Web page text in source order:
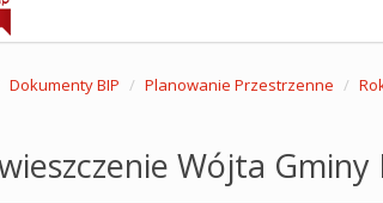
Dokumenty BIP Planowanie Przestrzenne
Wójta